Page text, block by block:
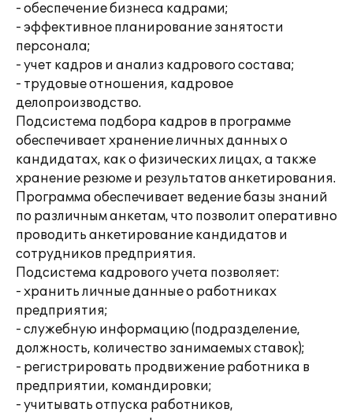
- обеспечение бизнеса кадрами;
- эффективное планирование занятости
персонала;
- учет кадров и анализ кадрового состава;
- трудовые отношения, кадровое
делопроизводство.
Подсистема подбора кадров в программе
обеспечивает хранение личных данных о
кандидатах, как о физических лицах, а также
хранение резюме и результатов анкетирования.
Программа обеспечивает ведение базы знаний
по различным анкетам, что позволит оперативно
проводить анкетирование кандидатов и
сотрудников предприятия.
Подсистема кадрового учета позволяет:
- хранить личные данные о работниках
предприятия;
- служебную информацию (подразделение,
должность, количество занимаемых ставок);
- регистрировать продвижение работника в
предприятии, командировки;
- учитывать отпуска работников,